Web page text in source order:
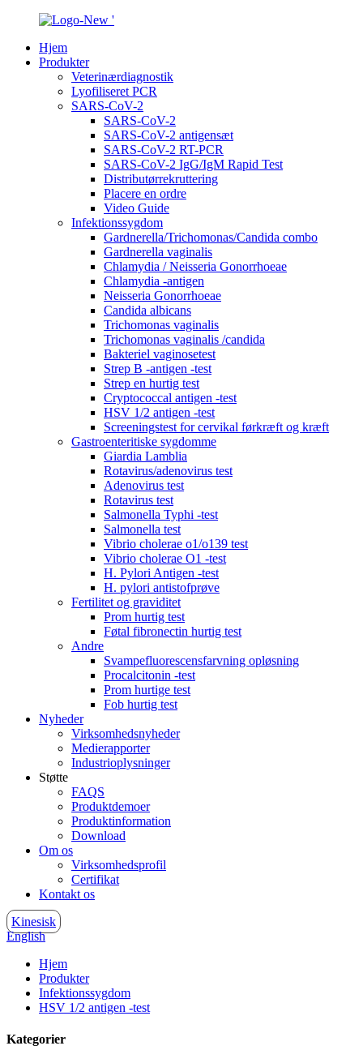
Hjem
Produkter
Veterinærdiagnostik
Lyofiliseret PCR
SARS-CoV-2
SARS-CoV-2
SARS-CoV-2 antigensæt
SARS-CoV-2 RT-PCR
SARS-CoV-2 IgG/IgM Rapid Test
Distributørrekruttering
Placere en ordre
Video Guide
Infektionssygdom
Gardnerella/Trichomonas/Candida combo
Gardnerella vaginalis
Chlamydia / Neisseria Gonorrhoeae
Chlamydia -antigen
Neisseria Gonorrhoeae
Candida albicans
Trichomonas vaginalis
Trichomonas vaginalis /candida
Bakteriel vaginosetest
Strep B -antigen -test
Strep en hurtig test
Cryptococcal antigen -test
HSV 1/2 antigen -test
Screeningstest for cervikal førkræft og kræft
Gastroenteritiske sygdomme
Giardia Lamblia
Rotavirus/adenovirus test
Adenovirus test
Rotavirus test
Salmonella Typhi -test
Salmonella test
Vibrio cholerae o1/o139 test
Vibrio cholerae O1 -test
H. Pylori Antigen -test
H. pylori antistofprøve
Fertilitet og graviditet
Prom hurtig test
Føtal fibronectin hurtig test
Andre
Svampefluorescensfarvning opløsning
Procalcitonin -test
Prom hurtige test
Fob hurtig test
Nyheder
Virksomhedsnyheder
Medierapporter
Industrioplysninger
Støtte
FAQS
Produktdemoer
Produktinformation
Download
Om os
Virksomhedsprofil
Certifikat
Kontakt os
Kinesisk
English
Hjem
Produkter
Infektionssygdom
HSV 1/2 antigen -test
Kategorier